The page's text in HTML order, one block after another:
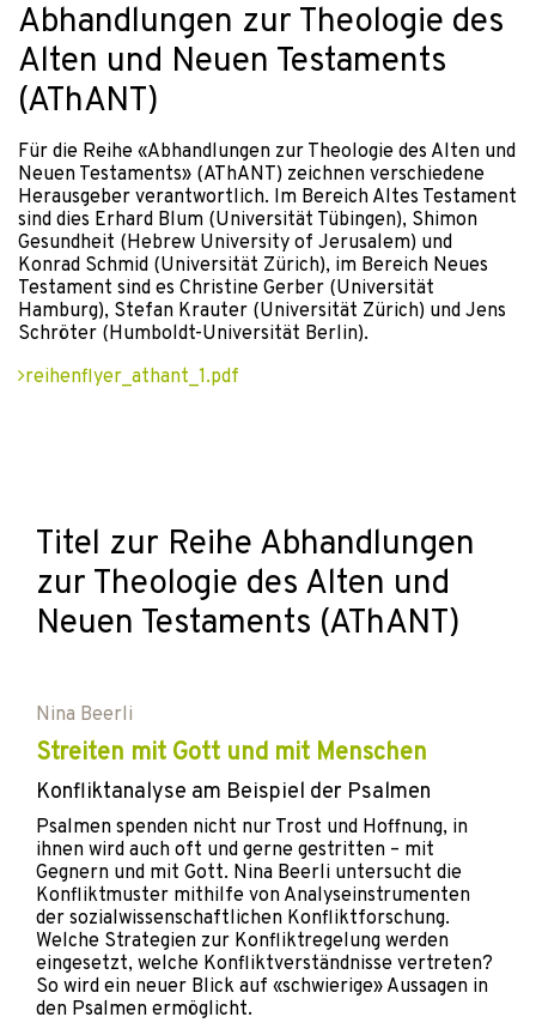
Abhandlungen zur Theologie des
Alten und Neuen Testaments
(AThANT)
Für die Reihe «Abhandlungen zur Theologie des Alten und
Neuen Testaments» (AThANT) zeichnen verschiedene
Herausgeber verantwortlich. Im Bereich Altes Testament
sind dies Erhard Blum (Universität Tübingen), Shimon
Gesundheit (Hebrew University of Jerusalem) und
Konrad Schmid (Universität Zürich), im Bereich Neues
Testament sind es Christine Gerber (Universität
Hamburg), Stefan Krauter (Universität Zürich) und Jens
Schröter (Humboldt-Universität Berlin).
reihenflyer_athant_1.pdf
Titel zur Reihe Abhandlungen
zur Theologie des Alten und
Neuen Testaments (AThANT)
Nina Beerli
Streiten mit Gott und mit Menschen
Konfliktanalyse am Beispiel der Psalmen
Psalmen spenden nicht nur Trost und Hoffnung, in
ihnen wird auch oft und gerne gestritten – mit
Gegnern und mit Gott. Nina Beerli untersucht die
Konfliktmuster mithilfe von Analyseinstrumenten
der sozialwissenschaftlichen Konfliktforschung.
Welche Strategien zur Konfliktregelung werden
eingesetzt, welche Konfliktverständnisse vertreten?
So wird ein neuer Blick auf «schwierige» Aussagen in
den Psalmen ermöglicht.